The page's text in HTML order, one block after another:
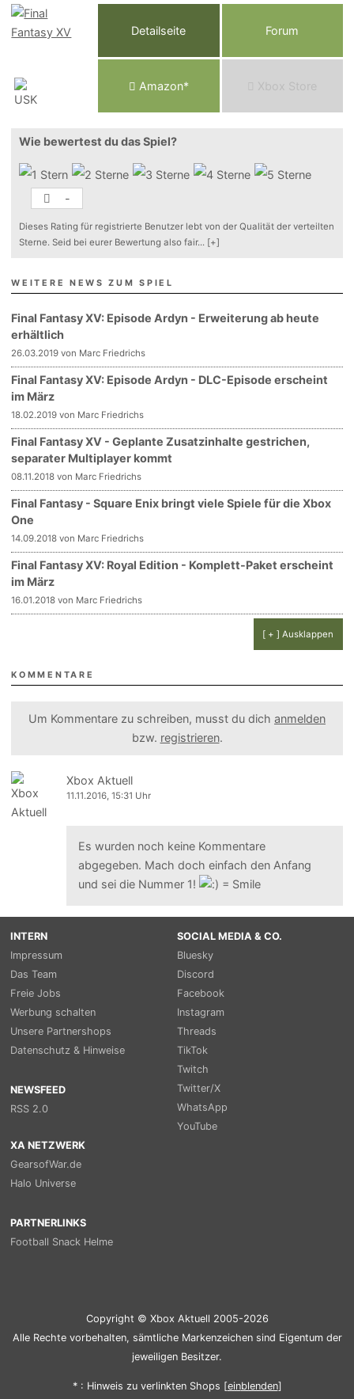
Detailseite Forum
Amazon* Xbox Store
Wie bewertest du das Spiel?
-
Dieses Rating für registrierte Benutzer lebt von der Qualität der verteilten
Sterne. Seid bei eurer Bewertung also fair... [+]
WEITERE NEWS ZUM SPIEL
Final Fantasy XV: Episode Ardyn - Erweiterung ab heute
erhältlich
26.03.2019 von Marc Friedrichs
Final Fantasy XV: Episode Ardyn - DLC-Episode erscheint
im März
18.02.2019 von Marc Friedrichs
Final Fantasy XV - Geplante Zusatzinhalte gestrichen,
separater Multiplayer kommt
08.11.2018 von Marc Friedrichs
Final Fantasy - Square Enix bringt viele Spiele für die Xbox
One
14.09.2018 von Marc Friedrichs
Final Fantasy XV: Royal Edition - Komplett-Paket erscheint
im März
16.01.2018 von Marc Friedrichs
[ + ] Ausklappen
KOMMENTARE
Um Kommentare zu schreiben, musst du dich anmelden
bzw. registrieren.
Xbox Aktuell
11.11.2016, 15:31 Uhr
Es wurden noch keine Kommentare
abgegeben. Mach doch einfach den Anfang
und sei die Nummer 1!
INTERN
Impressum
Das Team
Freie Jobs
Werbung schalten
Unsere Partnershops
Datenschutz & Hinweise
NEWSFEED
RSS 2.0
SOCIAL MEDIA & CO.
Bluesky
Discord
Facebook
Instagram
Threads
TikTok
Twitch
Twitter/X
WhatsApp
YouTube
XA NETZWERK
GearsofWar.de
Halo Universe
PARTNERLINKS
Football Snack Helme
Copyright © Xbox Aktuell 2005-2026
Alle Rechte vorbehalten, sämtliche Markenzeichen sind Eigentum der
jeweiligen Besitzer.
* : Hinweis zu verlinkten Shops [einblenden]